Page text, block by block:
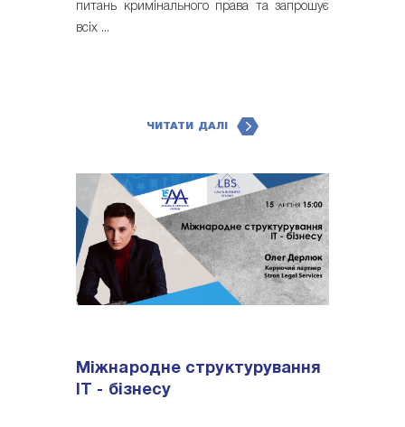
питань кримінального права та запрошує
всіх ...
ЧИТАТИ ДАЛІ
Міжнародне структурування
IT - бізнесу